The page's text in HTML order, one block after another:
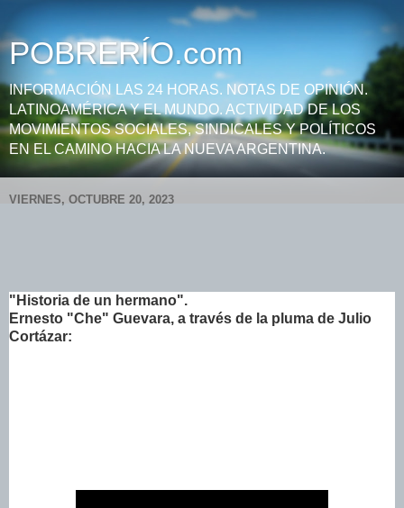
POBRERÍO.com
INFORMACIÓN LAS 24 HORAS. NOTAS DE OPINIÓN.
LATINOAMÉRICA Y EL MUNDO. ACTIVIDAD DE LOS
MOVIMIENTOS SOCIALES, SINDICALES Y POLÍTICOS
EN EL CAMINO HACIA LA NUEVA ARGENTINA.
VIERNES, OCTUBRE 20, 2023
"Historia de un hermano".
Ernesto "Che" Guevara, a través de la pluma de Julio
Cortázar: